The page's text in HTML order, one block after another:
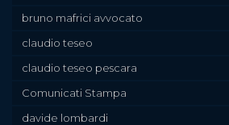
bruno mafrici avvocato
claudio teseo
claudio teseo pescara
Comunicati Stampa
davide lombardi